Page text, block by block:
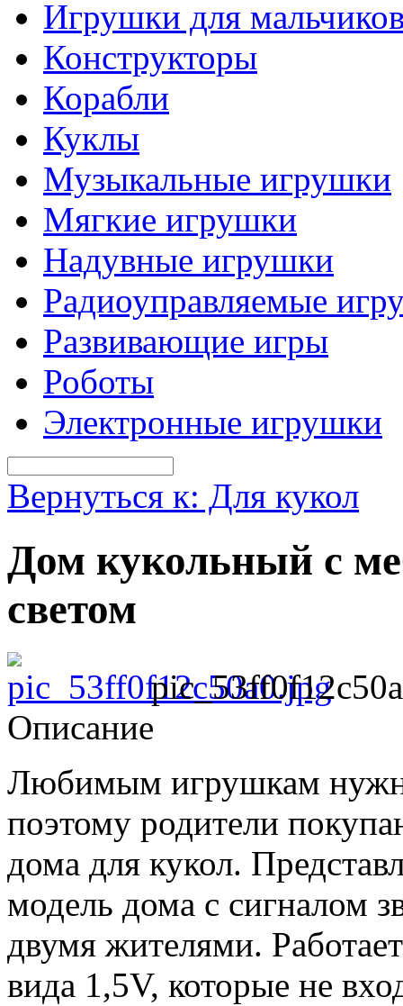
Игрушки для
Конструкторы
Корабли
Куклы
Музыкальные игрушки
Мягкие игрушки
Надувные игрушки
Радиоуправляемые
Развивающие игры
Роботы
Электронные игрушки
Вернуться к: Для кукол
Дом кукольный с
светом
Описание
Любимым игрушкам
поэтому родители
дома для кукол.
модель дома с сигналом
двумя жителями.
вида 1,5V, которые не